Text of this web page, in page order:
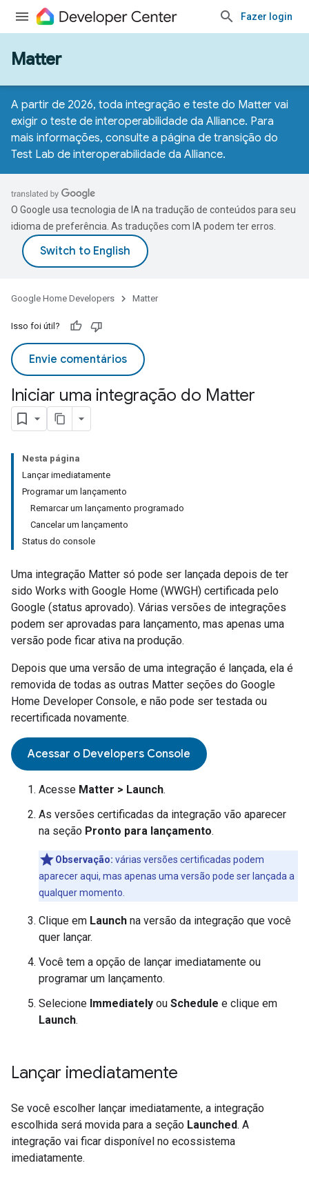
Fazer login
Matter
A partir de 2026, toda integração e teste do Matter vai
exigir o teste de interoperabilidade da Alliance. Para
mais informações, consulte a página de transição do
Test Lab de interoperabilidade da Alliance.
O Google usa tecnologia de IA na tradução de conteúdos para seu
idioma de preferência. As traduções com IA podem ter erros.
Google Home Developers Matter
Isso foi útil?
Envie comentários
Iniciar uma integração do Matter
Nesta página
Lançar imediatamente
Programar um lançamento
Remarcar um lançamento programado
Cancelar um lançamento
Status do console
Uma integração Matter só pode ser lançada depois de ter
sido Works with Google Home (WWGH) certificada pelo
Google (status aprovado). Várias versões de integrações
podem ser aprovadas para lançamento, mas apenas uma
versão pode ficar ativa na produção.
Depois que uma versão de uma integração é lançada, ela é
removida de todas as outras Matter seções do Google
Home Developer Console, e não pode ser testada ou
recertificada novamente.
Acessar o Developers Console
Acesse Matter > Launch.
As versões certificadas da integração vão aparecer
na seção Pronto para lançamento.
Observação: várias versões certificadas podem
aparecer aqui, mas apenas uma versão pode ser lançada a
qualquer momento.
Clique em Launch na versão da integração que você
quer lançar.
Você tem a opção de lançar imediatamente ou
programar um lançamento.
Selecione Immediately ou Schedule e clique em
Launch.
Lançar imediatamente
Se você escolher lançar imediatamente, a integração
escolhida será movida para a seção Launched. A
integração vai ficar disponível no ecossistema
imediatamente.